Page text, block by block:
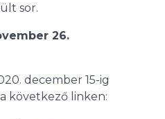
sor.
26.
december 15-ig
következő linken: